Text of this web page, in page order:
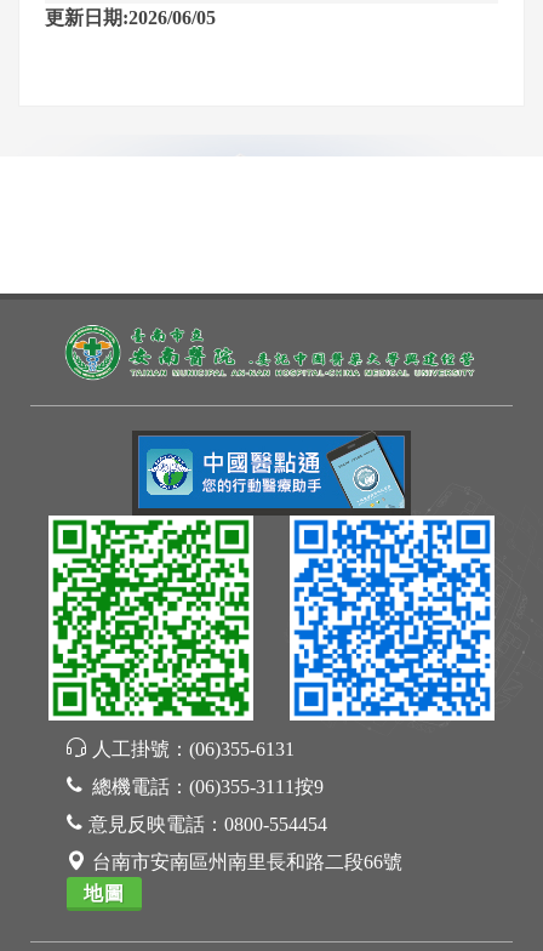
更新日期:2026/06/05
人工掛號： (06)355-6131
總機電話： (06)355-3111按9
意見反映電話： 0800-554454
台南市安南區州南里長和路二段66號
地圖